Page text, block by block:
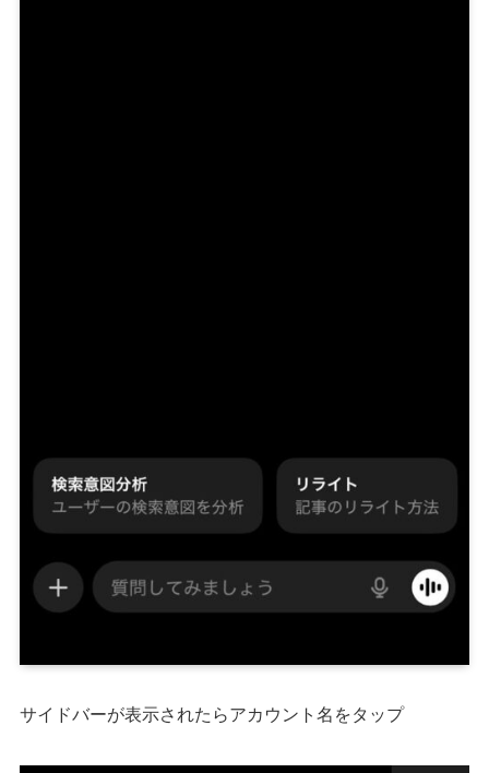
サイドバーが表示されたらアカウント名をタップ